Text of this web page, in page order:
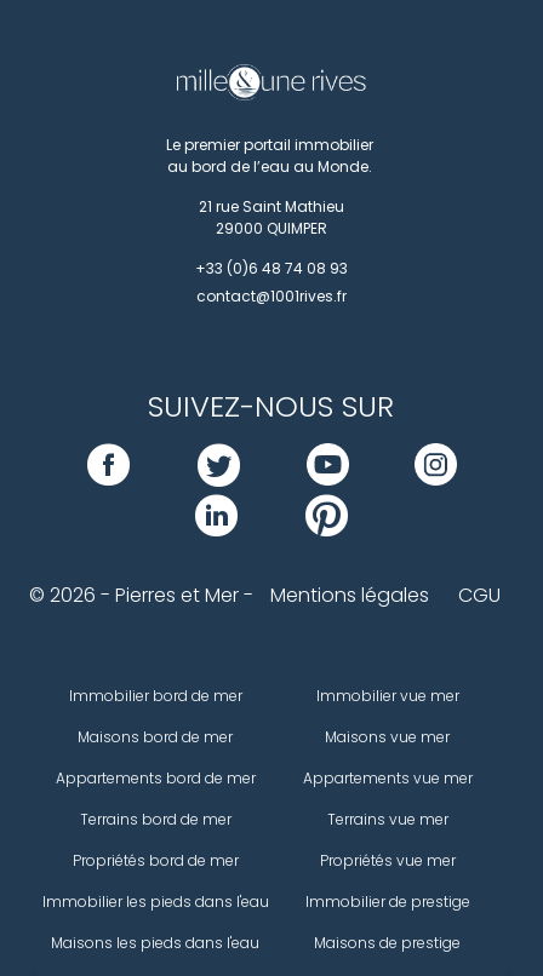
Le premier portail immobilier
au bord de l’eau au Monde.
21 rue Saint Mathieu
29000 QUIMPER
+33 (0)6 48 74 08 93
contact@1001rives.fr
SUIVEZ-NOUS SUR
© 2026 - Pierres et Mer - Mentions légales CGU
Immobilier bord de mer
Maisons bord de mer
Appartements bord de mer
Terrains bord de mer
Propriétés bord de mer
Immobilier vue mer
Maisons vue mer
Appartements vue mer
Terrains vue mer
Propriétés vue mer
Immobilier les pieds dans l'eau
Maisons les pieds dans l'eau
Immobilier de prestige
Maisons de prestige